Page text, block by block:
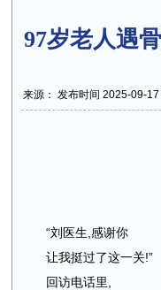
97岁老人遇
来源： 发布时间 2025-09-
“刘医生,感谢你
让我挺过了这一关!”
回访电话里,